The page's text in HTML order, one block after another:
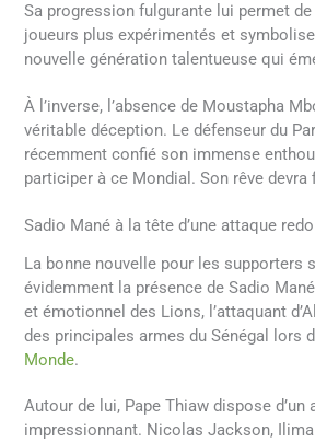
Sa progression fulgurante lui permet
joueurs plus expérimentés et
nouvelle génération talentueuse qui
À l’inverse, l’absence de Moustapha
véritable déception. Le défenseur du
récemment confié son immense
participer à ce Mondial. Son rêve devra
Sadio Mané à la tête d’une attaque
La bonne nouvelle pour les supporters
évidemment la présence de Sadio
et émotionnel des Lions, l’attaquant
des principales armes du Sénégal lors
Monde.
Autour de lui, Pape Thiaw dispose
impressionnant. Nicolas Jackson,